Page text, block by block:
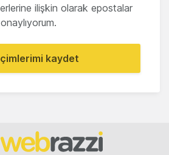
ilişkin olarak epostalar
kaydet